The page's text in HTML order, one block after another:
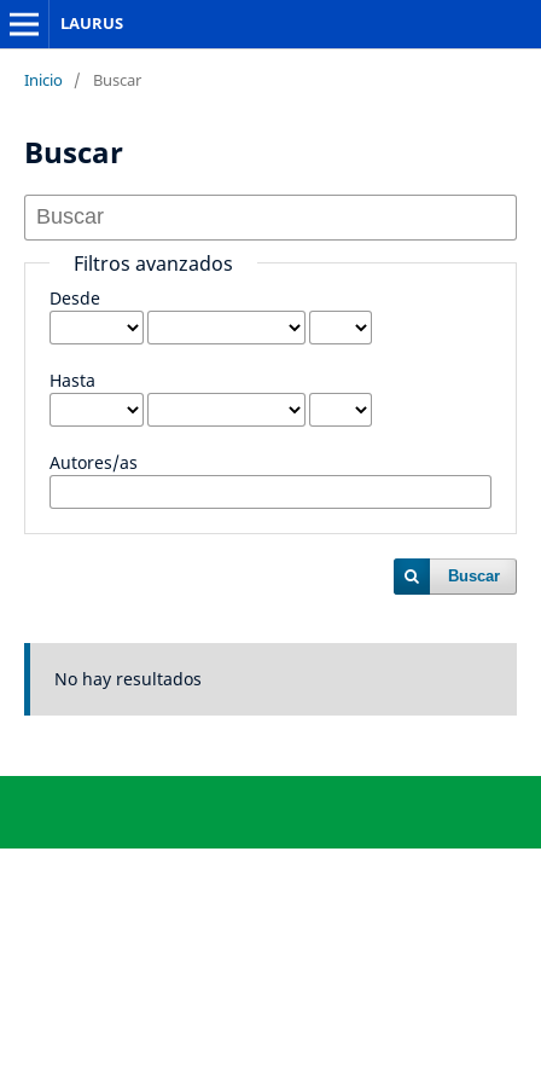
LAURUS
Inicio / Buscar
Buscar
Filtros avanzados
Desde
Hasta
Autores/as
Buscar
No hay resultados